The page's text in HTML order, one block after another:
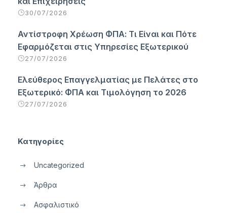
30/07/2026
Αντίστροφη Χρέωση ΦΠΑ: Τι Είναι και Πότε
Εφαρμόζεται στις Υπηρεσίες Εξωτερικού
27/07/2026
Ελεύθερος Επαγγελματίας με Πελάτες στο
Εξωτερικό: ΦΠΑ και Τιμολόγηση το 2026
27/07/2026
Κατηγορίες
Uncategorized
Άρθρα
Ασφαλιστικό